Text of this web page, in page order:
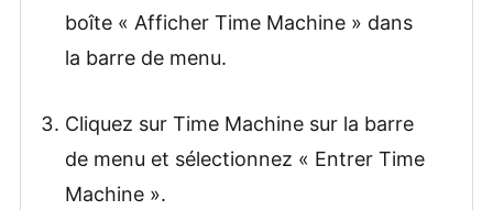
boîte « Afficher Time Machine » dans
la barre de menu.
Cliquez sur Time Machine sur la barre
de menu et sélectionnez « Entrer Time
Machine ».